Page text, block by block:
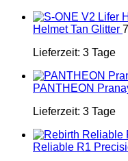
Helmet Tan Glitter
Lieferzeit: 3 Tage
PANTHEON
Lieferzeit: 3 Tage
Reliable R1